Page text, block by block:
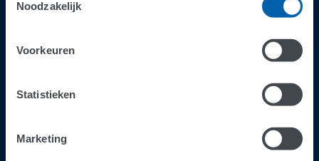
Noodzakelijk
Voorkeuren
Statistieken
Marketing
Voordelen van een
boekhouder zoeken via
Meerdere boekhouders met elkaar vergelijken